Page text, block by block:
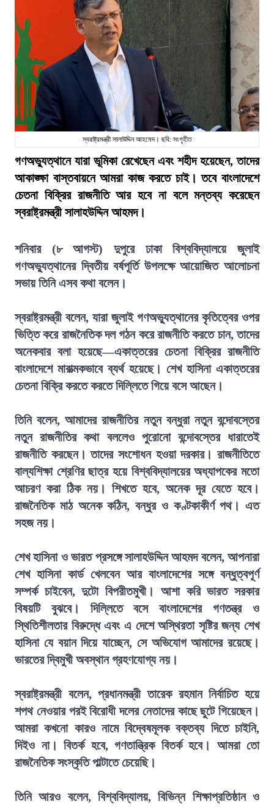
স্বরাষ্ট্রমন্ত্রী সালাউদ্দিন আহমেদ। ছবি: সংগৃহীত
গণঅভ্যুত্থানে যারা ভূমিকা রেখেছেন এবং শহীদ হয়েছেন, তাদের
আকাঙ্ক্ষা বাস্তবায়নে আমরা কাজ করতে চাই। তবে বাংলাদেশে
চেতনা বিক্রির রাজনীতি আর হবে না বলে মন্তব্য করেছেন
স্বরাষ্ট্রমন্ত্রী সালাহউদ্দিন আহমদ।
শনিবার (৮ আগস্ট) দুপুরে ঢাকা বিশ্ববিদ্যালয়ে জুলাই
গণঅভ্যুত্থানের দ্বিতীয় বর্ষপূর্তি উপলক্ষে আয়োজিত আলোচনা
সভায় তিনি এসব কথা বলেন।
স্বরাষ্ট্রমন্ত্রী বলেন, যারা জুলাই গণঅভ্যুত্থানের কৃতিত্বের ওপর
ভিত্তি করে রাজনৈতিক দল গঠন করে রাজনীতি করতে চান, তাদের
অনেকবার বলা হয়েছে—একাত্তরের চেতনা বিক্রির রাজনীতি
বাংলাদেশে মারাত্মকভাবে ব্যর্থ হয়েছে। শেখ হাসিনা একাত্তরের
চেতনা বিক্রি করতে করতে দিল্লিতে গিয়ে বসে আছেন।
তিনি বলেন, আমাদের রাজনীতির নতুন বন্ধুরা নতুন বন্দোবস্তের
নতুন রাজনীতির কথা বললেও পুরোনো বন্দোবস্তের ধারাতেই
রাজনীতি করছেন। তাদের সংশোধন হওয়া দরকার। রাজনীতিতে
বাল্যশিক্ষা শ্রেণির ছাত্র হয়ে বিশ্ববিদ্যালয়ের অধ্যাপকের মতো
আচরণ করা ঠিক নয়। শিখতে হবে, অনেক দূর যেতে হবে।
রাজনৈতিক মাঠ অনেক কঠিন, বন্ধুর ও কণ্টকাকীর্ণ পথ। এত
সহজ নয়।
শেখ হাসিনা ও ভারত প্রসঙ্গে সালাহউদ্দিন আহমদ বলেন, আপনারা
শেখ হাসিনা কার্ড খেলবেন আর বাংলাদেশের সঙ্গে বন্ধুত্বপূর্ণ
সম্পর্ক চাইবেন, দুটো বিপরীতমুখী। আশা করি ভারত সরকার
বিষয়টি বুঝবে। দিল্লিতে বসে বাংলাদেশের গণতন্ত্র ও
স্থিতিশীলতার বিরুদ্ধে এবং এ দেশে অস্থিরতা সৃষ্টির জন্য শেখ
হাসিনা যে বয়ান দিয়ে যাচ্ছেন, সে অভিযোগ আমাদের রয়েছে।
ভারতের দ্বিমুখী অবস্থান গ্রহণযোগ্য নয়।
স্বরাষ্ট্রমন্ত্রী বলেন, প্রধানমন্ত্রী তারেক রহমান নির্বাচিত হয়ে
শপথ নেওয়ার পরই বিরোধী দলের নেতাদের কাছে ছুটে গিয়েছেন।
আমরা কখনো কারও নামে বিদ্বেষমূলক বক্তব্য দিতে চাইনি,
দিইও না। বিতর্ক হবে, গণতান্ত্রিক বিতর্ক হবে। আমরা তো
রাজনৈতিক সংস্কৃতি পাল্টাতে চেয়েছি।
তিনি আরও বলেন, বিশ্ববিদ্যালয়, বিভিন্ন শিক্ষাপ্রতিষ্ঠান ও